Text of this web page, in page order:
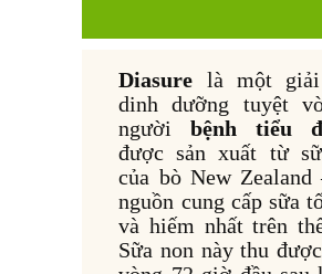
Diasure là một giải
dinh dưỡng tuyệt
ngườibệnh tiểu
được sản xuất từ
của bò New
nguồn cung cấp sữa
và hiếm nhất trên
Sữa non này thu